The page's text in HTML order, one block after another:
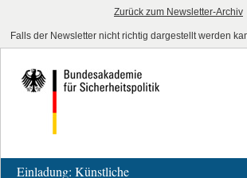
Zurück zum Newsletter-Archiv
Falls der Newsletter nicht richtig dargestellt werden
Einladung: Künstliche